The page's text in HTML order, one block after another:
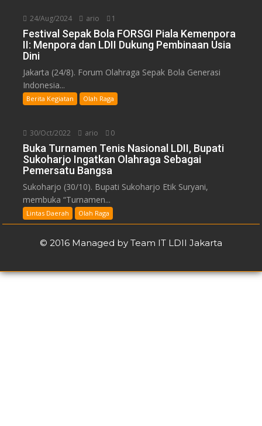
24/Aug/2024 ario 1
Festival Sepak Bola FORSGI Piala Kemenpora
II: Menpora dan LDII Dukung Pembinaan Usia
Dini
Jakarta (24/8). Forum Olahraga Sepak Bola Generasi
Indonesia...
Berita Kegiatan Olah Raga
30/Oct/2022 ario 0
Buka Turnamen Tenis Nasional LDII, Bupati
Sukoharjo Ingatkan Olahraga Sebagai
Pemersatu Bangsa
Sukoharjo (30/10). Bupati Sukoharjo Etik Suryani,
membuka “Turnamen...
Lintas Daerah Olah Raga
© 2016 Managed by Team IT LDII Jakarta